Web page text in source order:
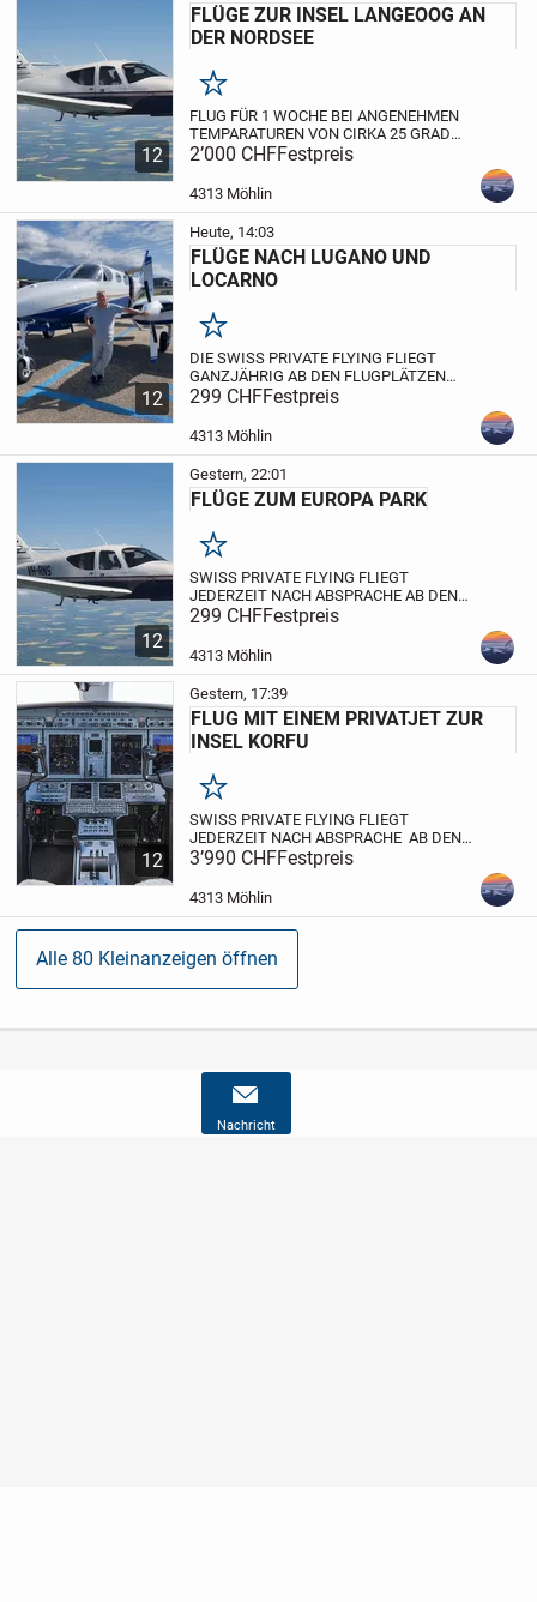
Nachricht
12
FLÜGE ZUR INSEL LANGEOOG AN
DER NORDSEE
Merken
FLUG FÜR 1 WOCHE BEI ANGENEHMEN
TEMPARATUREN VON CIRKA 25 GRAD
AUF DER INSEL LANGEOOG IN DER
NORDSEE VERBRINGEN.
WIRD DAS KLIMA AN DER NORDSEE
ANGENEHM...
2’000 CHFFestpreis
4313 Möhlin
12
Heute, 14:03
FLÜGE NACH LUGANO UND
LOCARNO
Merken
DIE SWISS PRIVATE FLYING FLIEGT
GANZJÄHRIG AB DEN FLUGPLÄTZEN
BIRRFELD, TRIENGEN, BUOCHS UND
GRENCHEN NACH LUGANO UND
LOCARNO.ES STEHEN VERSCHIEDE
PREISE HÄNGEN VON...
299 CHFFestpreis
4313 Möhlin
12
Gestern, 22:01
FLÜGE ZUM EUROPA PARK
Merken
SWISS PRIVATE FLYING FLIEGT
JEDERZEIT NACH ABSPRACHE AB DEN
FLUGPLÄTZEN BUOCHS, TRIENGEN,
BIRRFRLD, GRENCHEN ZUM EUROPA
PARK IN RUST.
FAHRZEIT MIT DEM...
299 CHFFestpreis
4313 Möhlin
12
Gestern, 17:39
FLUG MIT EINEM PRIVATJET ZUR
INSEL KORFU
Merken
SWISS PRIVATE FLYING FLIEGT
JEDERZEIT NACH ABSPRACHE AB DEN
FLUGPLÄTZEN BUOCHS, MOLLIS
KANTON GLARUS UND GRENCHEN ZUR
INSEL KORFU IN GRIECHENLAND.
LUXUS...
3’990 CHFFestpreis
4313 Möhlin
Alle 80 Kleinanzeigen öffnen